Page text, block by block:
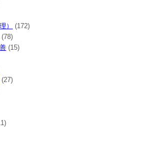
）
(172)
(78)
(15)
(27)